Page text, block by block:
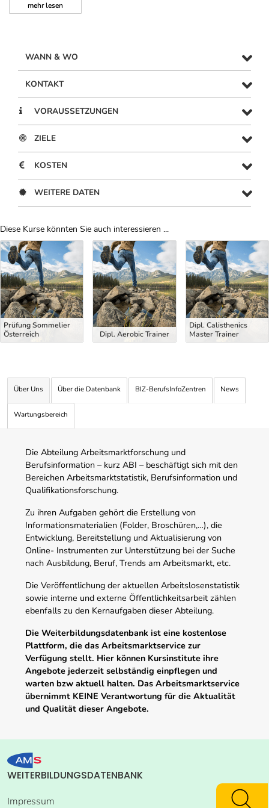
mehrlesen
WANN & WO
KONTAKT
VORAUSSETZUNGEN
ZIELE
KOSTEN
WEITERE DATEN
Diese Kurse könnten Sie auch interessieren ...
Uber Weiterbildungsvorschläge
Prüfung Sommelier
Österreich
Dipl. Aerobic Trainer
Dipl. Calisthenics
Master Trainer
Über Uns Über die Datenbank BIZ-BerufsInfoZentren News
Wartungsbereich
Die Abteilung Arbeitsmarktforschung und
Berufsinformation – kurz ABI – beschäftigt sich mit den
Bereichen Arbeitsmarktstatistik, Berufsinformation und
Qualifikationsforschung.
Zu ihren Aufgaben gehört die Erstellung von
Informationsmaterialien (Folder, Broschüren,…), die
Entwicklung, Bereitstellung und Aktualisierung von
Online- Instrumenten zur Unterstützung bei der Suche
nach Ausbildung, Beruf, Trends am Arbeitsmarkt, etc.
Die Veröffentlichung der aktuellen Arbeitslosenstatistik
sowie interne und externe Öffentlichkeitsarbeit zählen
ebenfalls zu den Kernaufgaben dieser Abteilung.
Die Weiterbildungsdatenbank ist eine kostenlose
Plattform, die das Arbeitsmarktservice zur
Verfügung stellt. Hier können Kursinstitute ihre
Angebote jederzeit selbständig einpflegen und
warten bzw aktuell halten. Das Arbeitsmarktservice
übernimmt KEINE Verantwortung für die Aktualität
und Qualität dieser Angebote.
WEITERBILDUNGSDATENBANK
Impressum